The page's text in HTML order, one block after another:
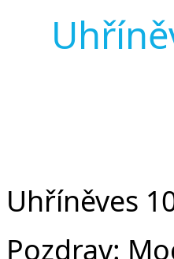
Uhříněves
Pozdrav: